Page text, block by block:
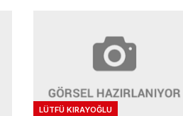
LÜTFÜ KIRAYOĞLU